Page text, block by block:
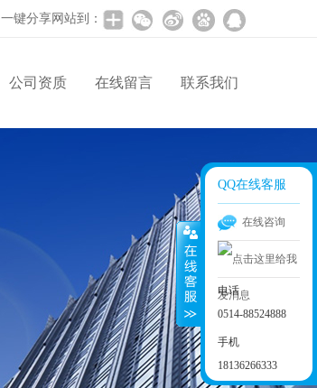
一键分享网站到：
公司资质 在线留言 联系我们
QQ在线客服
在线咨询
电话
0514-88524888
手机
18136266333